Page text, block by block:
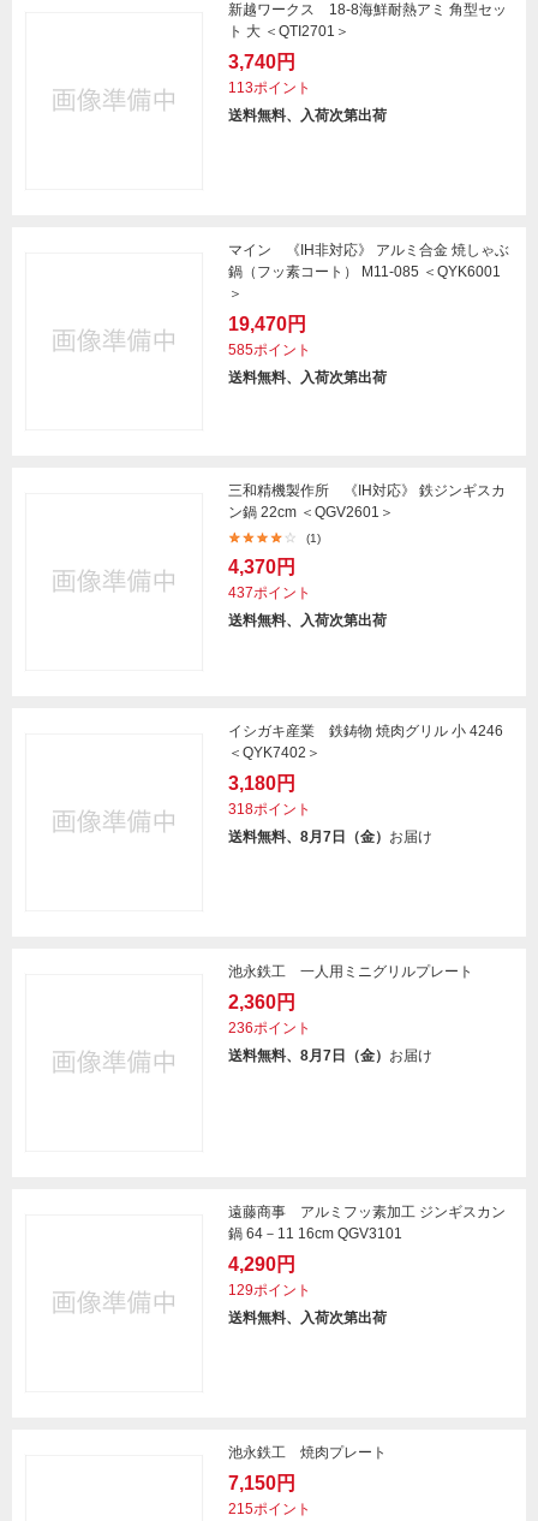
新越ワークス 18-8海鮮耐熱アミ 角型セッ
ト 大 ＜QTI2701＞
3,740円
113ポイント
送料無料、入荷次第出荷
マイン 《IH非対応》 アルミ合金 焼しゃぶ
鍋（フッ素コート） M11-085 ＜QYK6001
＞
19,470円
585ポイント
送料無料、入荷次第出荷
三和精機製作所 《IH対応》 鉄ジンギスカ
ン鍋 22cm ＜QGV2601＞
(1)
4,370円
437ポイント
送料無料、入荷次第出荷
イシガキ産業 鉄鋳物 焼肉グリル 小 4246
＜QYK7402＞
3,180円
318ポイント
送料無料、8月7日（金） お届け
池永鉄工 一人用ミニグリルプレート
2,360円
236ポイント
送料無料、8月7日（金） お届け
遠藤商事 アルミフッ素加工 ジンギスカン
鍋 64－11 16cm QGV3101
4,290円
129ポイント
送料無料、入荷次第出荷
池永鉄工 焼肉プレート
7,150円
215ポイント